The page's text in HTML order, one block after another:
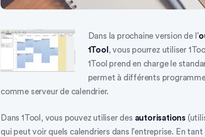
Dans la prochaine version de l’
1Tool , vous pourrez utiliser
1Tool prend en charge le
permet à différents
comme serveur de calendrier.
Dans 1Tool, vous pouvez utiliser des autorisations
qui peut voir quels calendriers dans l’entreprise. En